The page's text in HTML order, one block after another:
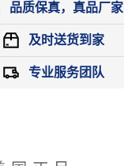
品质保真，真品厂家
及时送货到家
专业服务团队